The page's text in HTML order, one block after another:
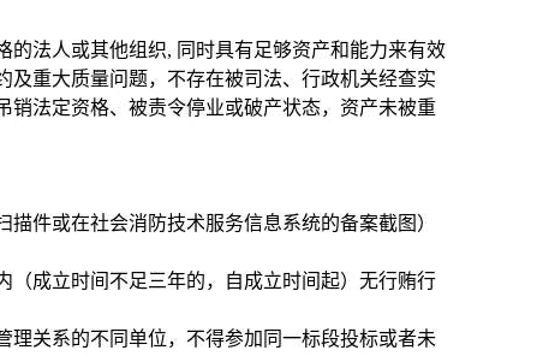
的法人或其他组织, 同时具有足够资产和能力来有效
重大质量问题，不存在被司法、行政机关经查实
法定资格、被责令停业或破产状态，资产未被重
描件或在社会消防技术服务信息系统的备案截图）
（成立时间不足三年的，自成立时间起）无行贿行
理关系的不同单位，不得参加同一标段投标或者未